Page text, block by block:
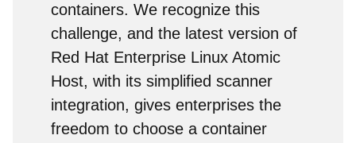
containers. We recognize this
challenge, and the latest version of
Red Hat Enterprise Linux Atomic
Host, with its simplified scanner
integration, gives enterprises the
freedom to choose a container